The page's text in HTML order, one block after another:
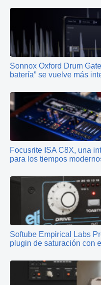
Sonnox Oxford Drum
batería” se vuelve más
Focusrite ISA C8X, una
para los tiempos
Softube Empirical Labs
plugin de saturación con